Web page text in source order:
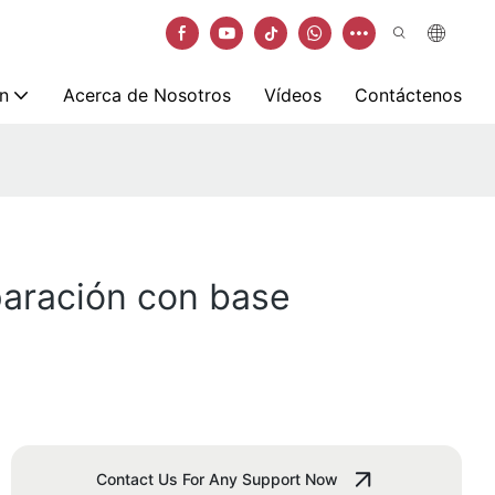
Acerca de Nosotros Vídeos Contáctenos
con base
Contact Us For Any Support Now